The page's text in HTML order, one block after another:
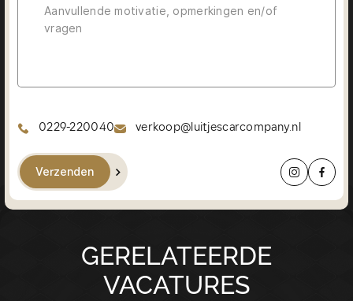
0229-220040 verkoop@luitjescarcompany.nl
Verzenden
GERELATEERDE
VACATURES